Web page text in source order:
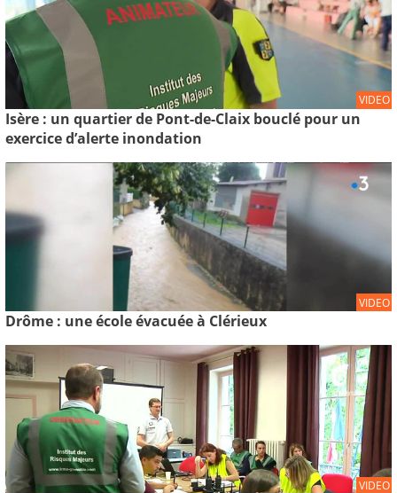
VIDEO
Isère : un quartier de Pont-de-Claix bouclé pour un
exercice d’alerte inondation
VIDEO
Drôme : une école évacuée à Clérieux
VIDEO